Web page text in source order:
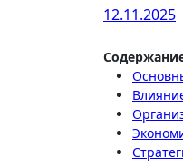
12.11.2025